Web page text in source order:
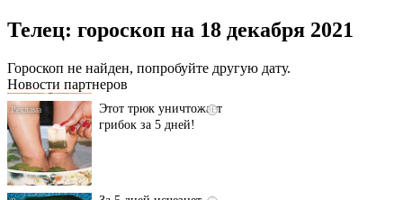
Телец: гороскоп на 18 декабря 2021
Гороскоп не найден, попробуйте другую дату.
Новости партнеров
запущенный грибок
исчезнет с корнем,
грибок за 5 дней!